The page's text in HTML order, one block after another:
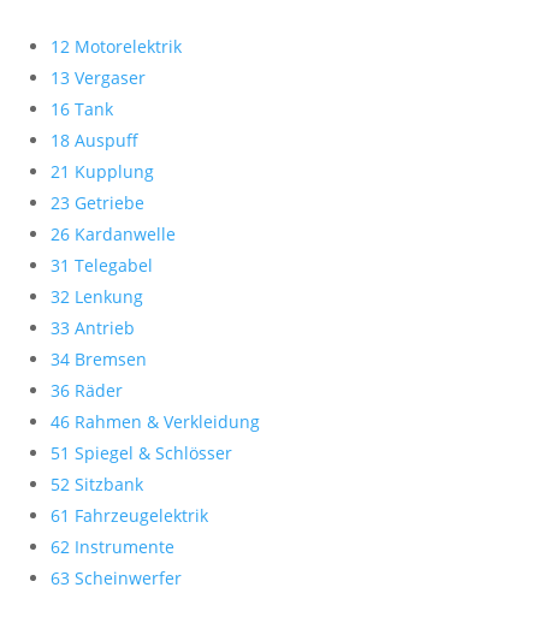
12 Motorelektrik
13 Vergaser
16 Tank
18 Auspuff
21 Kupplung
23 Getriebe
26 Kardanwelle
31 Telegabel
32 Lenkung
33 Antrieb
34 Bremsen
36 Räder
46 Rahmen & Verkleidung
51 Spiegel & Schlösser
52 Sitzbank
61 Fahrzeugelektrik
62 Instrumente
63 Scheinwerfer